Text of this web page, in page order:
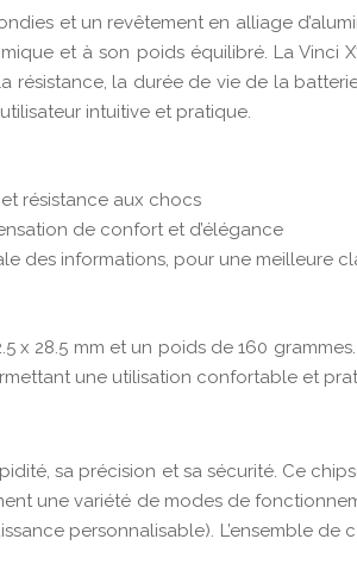
et un revêtement en alliage
et à son poids équilibré. La Vinci
la durée de vie de la
intuitive et pratique.
résistance aux chocs
de confort et d’élégance
des informations, pour une meilleure
x 28.5 mm et un poids de 160
une utilisation confortable et
sa précision et sa sécurité. Ce
une variété de modes de
personnalisable). L’ensemble